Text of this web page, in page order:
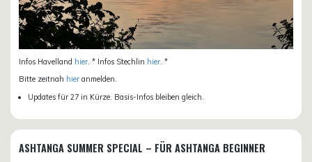
Infos Havelland hier . * Infos Stechlin hier . *
Bitte zeitnah hier anmelden.
Updates für 27 in Kürze. Basis-Infos bleiben gleich.
ASHTANGA SUMMER SPECIAL – FÜR ASHTANGA BEGINNER